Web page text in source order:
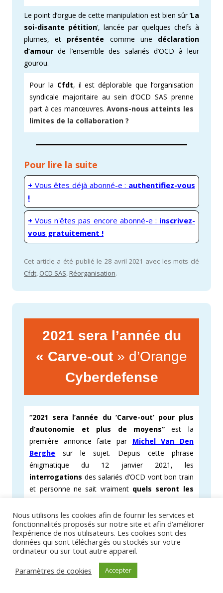
Le point d’orgue de cette manipulation est bien sûr ‘La
soi-disante pétition‘, lancée par quelques chefs à
plumes, et présentée comme une déclaration
d’amour de l’ensemble des salariés d’OCD à leur
gourou.
Pour la Cfdt, il est déplorable que l’organisation
syndicale majoritaire au sein d’OCD SAS prenne
part à ces manœuvres. Avons-nous atteints les
limites de la collaboration ?
Pour lire la suite
+ Vous êtes déjà abonné-e : authentifiez-vous
!
+ Vous n'êtes pas encore abonné-e : inscrivez-
vous gratuitement !
Cet article a été publié le 28 avril 2021 avec les mots clé
Cfdt, OCD SAS,Réorganisation.
2021 sera l’année du
« Carve-out » d’Orange
Cyberdefense
“2021 sera l’année du ‘Carve-out’ pour plus
d’autonomie et plus de moyens”est la
première annonce faite par Michel Van Den
Berghe sur le sujet. Depuis cette phrase
énigmatique du 12 janvier 2021, les
interrogations des salariés d’OCD vont bon train
et personne ne sait vraiment quels seront les
Le dernier CSECextraordinaire du 13 avril 2021 a
permis de lever une petite partie du voile qui
entoure cet obscur « Carve-Out »qui devrait
juillet 2021
les annonces prémonitoires faites par la
Nous utilisons les cookies afin de fournir les services et
fonctionnalités proposés sur notre site et afin d’améliorer
l’expérience de nos utilisateurs. Les cookies sont des
données qui sont téléchargés ou stockés sur votre
ordinateur ou sur tout autre appareil.
Paramètres de cookies
Accepter